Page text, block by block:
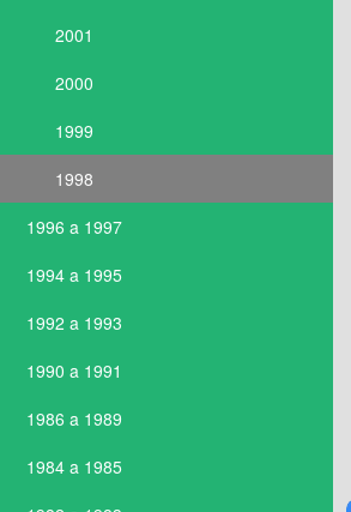
2001
2000
1999
1998
1996 a 1997
1994 a 1995
1992 a 1993
1990 a 1991
1986 a 1989
1984 a 1985